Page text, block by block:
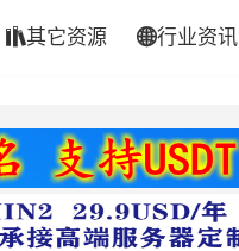
其它资源 行业资讯